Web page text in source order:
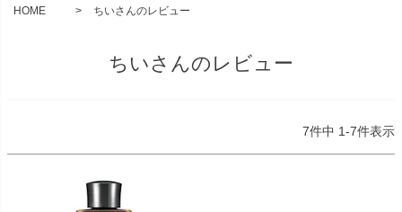
HOME ちいさんのレビュー
ちいさんのレビュー
7件中 1-7件表示